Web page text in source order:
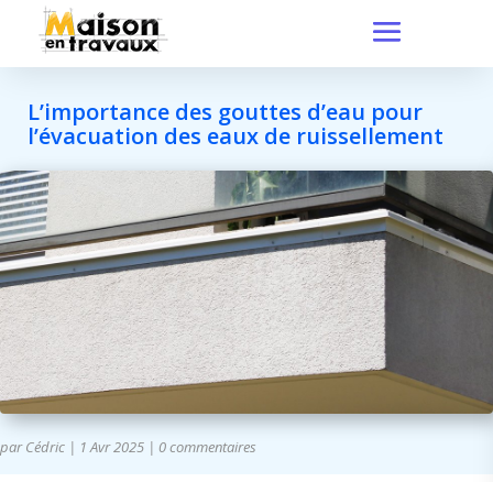
L’importance des gouttes d’eau pour
l’évacuation des eaux de ruissellement
parCédric | 1 Avr 2025 | 0 commentaires